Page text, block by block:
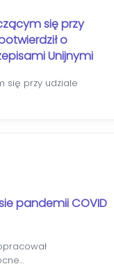
się przy
o
Unijnymi
się przy udziale
pandemii COVID